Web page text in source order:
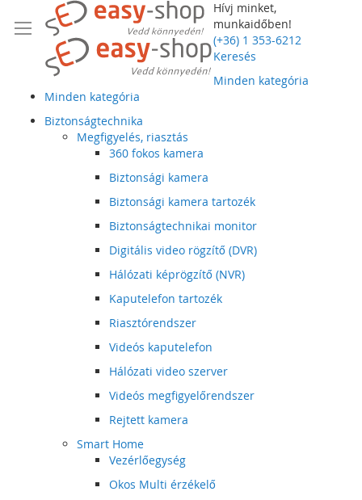
Hívj minket,
munkaidőben!
(+36) 1 353-6212
Keresés
Minden kategória
Minden kategória
Biztonságtechnika
Megfigyelés, riasztás
360 fokos kamera
Biztonsági kamera
Biztonsági kamera tartozék
Biztonságtechnikai monitor
Digitális video rögzítő (DVR)
Hálózati képrögzítő (NVR)
Kaputelefon tartozék
Riasztórendszer
Videós kaputelefon
Hálózati video szerver
Videós megfigyelőrendszer
Rejtett kamera
Smart Home
Vezérlőegység
Okos Multi érzékelő